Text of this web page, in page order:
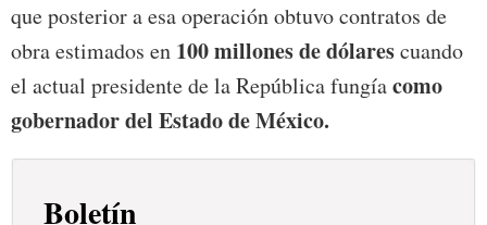
que posterior a esa operación obtuvo contratos de
obra estimados en 100 millones de dólarescuando
el actual presidente de la República fungíacomo
gobernador del Estado de México.
Boletín